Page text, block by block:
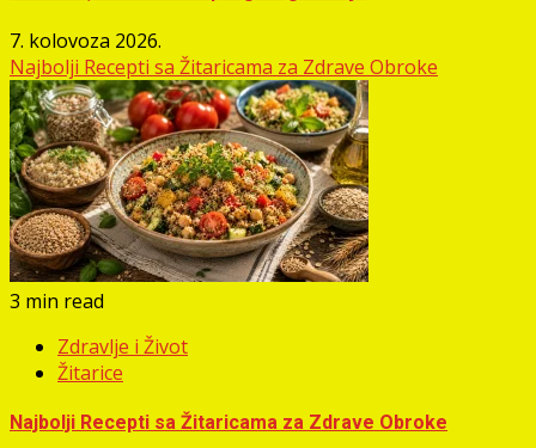
7. kolovoza 2026.
Najbolji Recepti sa Žitaricama za Zdrave Obroke
3 min read
Zdravlje i Život
Žitarice
Najbolji Recepti sa Žitaricama za Zdrave Obroke